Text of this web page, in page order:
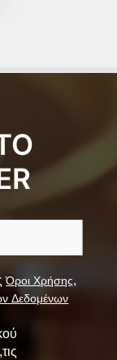
Όροι Χρήσης,
Δεδομένων